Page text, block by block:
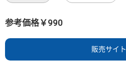
参考価格￥990
販売サイ